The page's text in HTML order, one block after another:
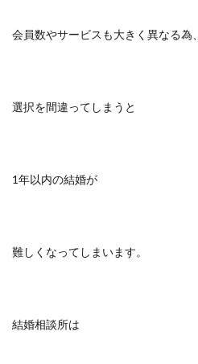
会員数やサービスも大きく異なる為、
選択を間違ってしまうと
1年以内の結婚が
難しくなってしまいます。
結婚相談所は